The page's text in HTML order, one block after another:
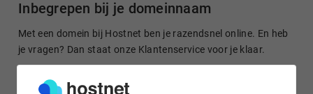
Inbegrepen bij je domeinnaam
Met een domein bij Hostnet ben je razendsnel online. En heb
je vragen? Dan staat onze Klantenservice voor je klaar.